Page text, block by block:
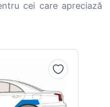
cei care apreciază